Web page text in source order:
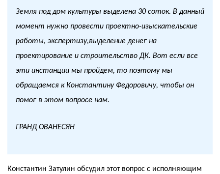
Земля под дом культуры выделена 30 соток. В данный
момент нужно провести проектно-изыскательские
работы, экспертизу,выделение денег на
проектирование и строительство ДК. Вот если все
эти инстанции мы пройдем, то поэтому мы
обращаемся к Константину Федоровичу, чтобы он
помог в этом вопросе нам.
ГРАНД ОВАНЕСЯН
Константин Затулин обсудил этот вопрос с исполняющим